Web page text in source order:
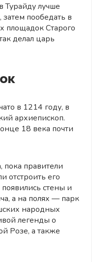
Турайду лучше
пообедать в
площадок Старого
делал царь
в 1214 году, в
архиепископ.
18 века почти
пока правители
отстроить его
стены и
а на полях — парк
народных
легенды о
Розе, а также